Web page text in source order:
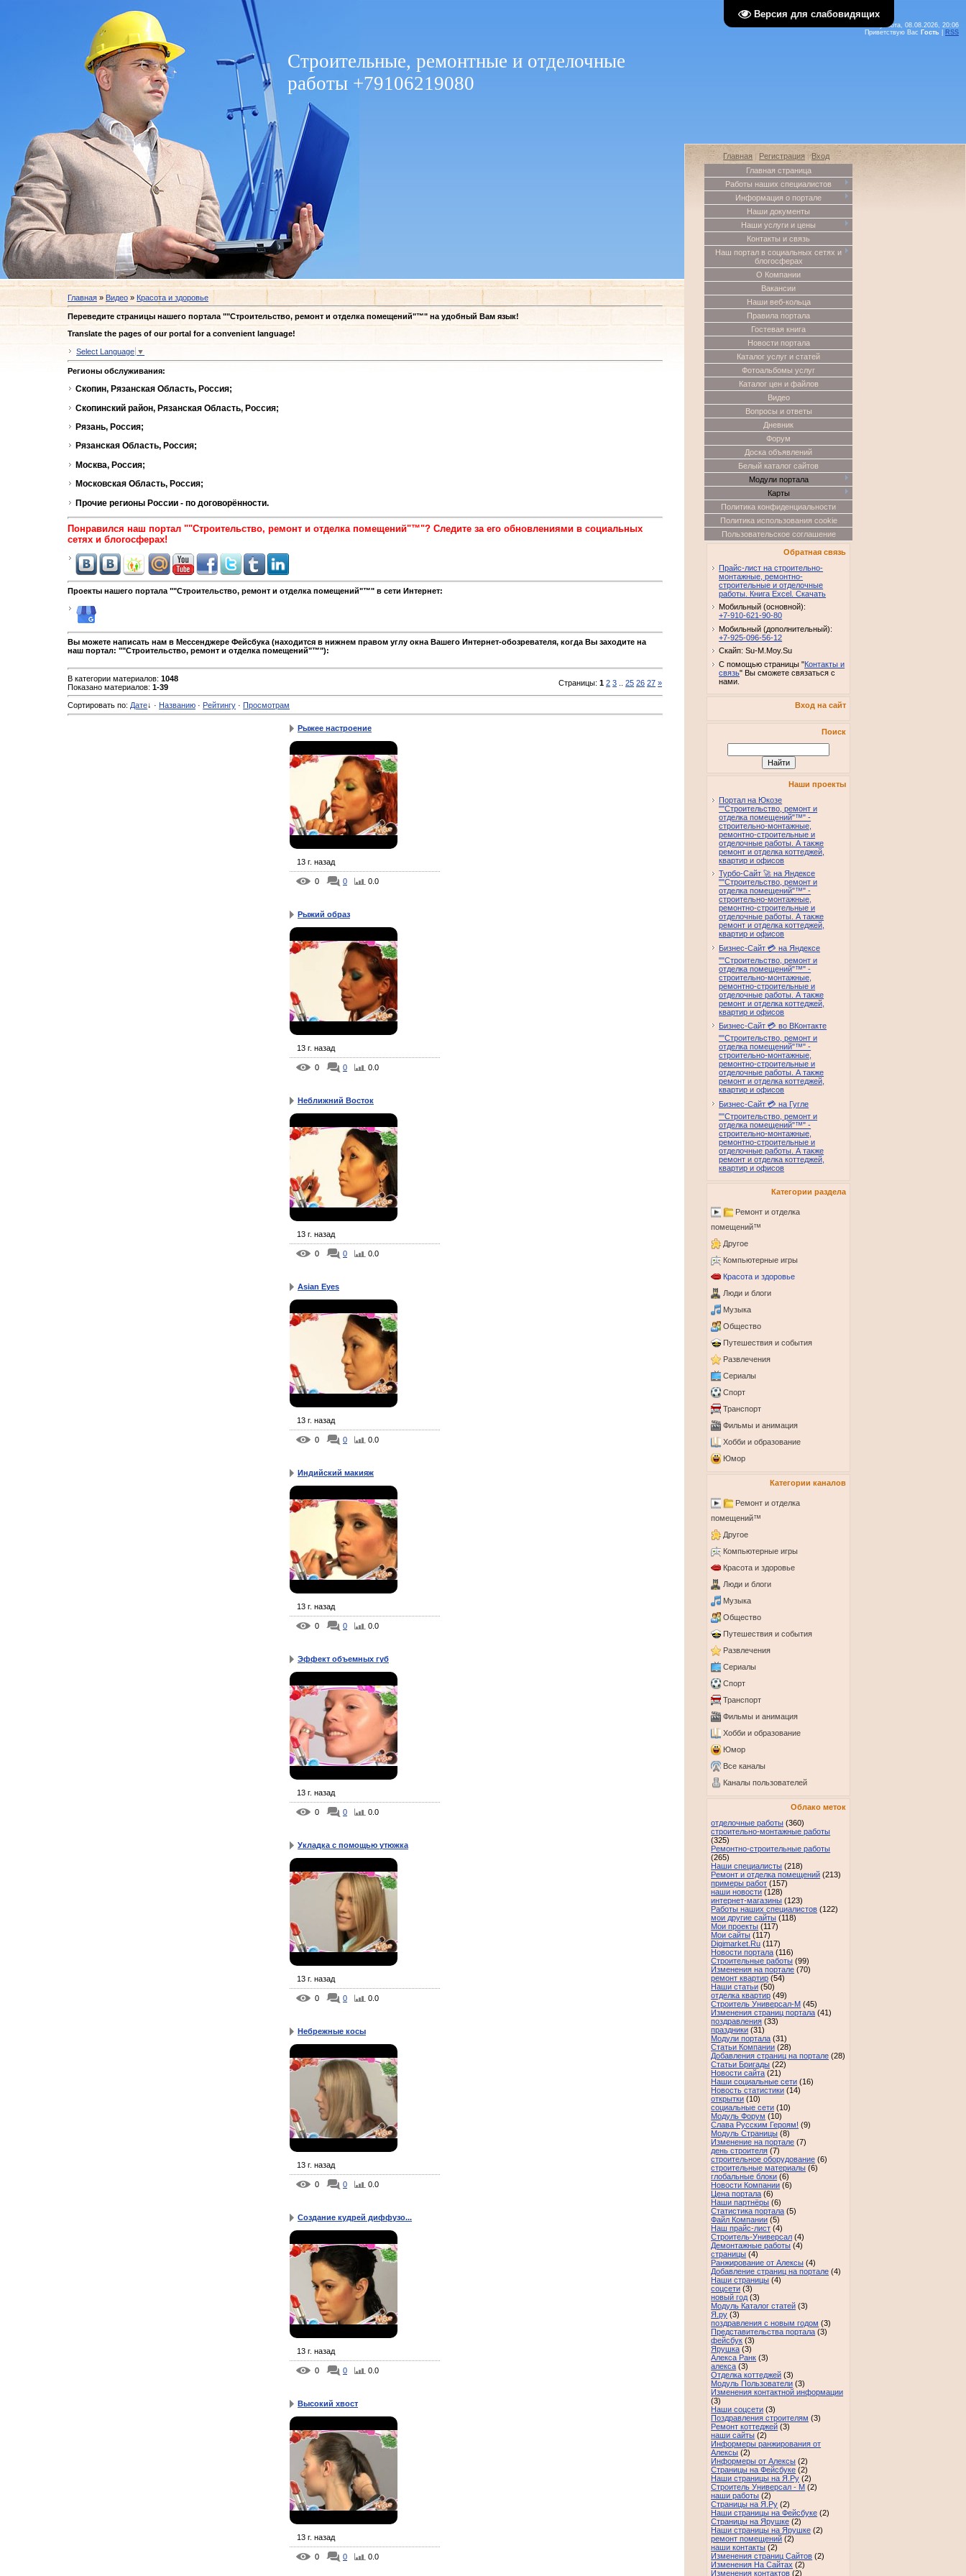
Версия для слабовидящих
Суббота, 08.08.2026, 20:06
Приветствую Вас Гость RSS
Строительные, ремонтные и отделочные
работы +79106219080
Главная »Видео »Красота и здоровье
Переведите страницы нашего портала ""Строительство, ремонт и отделка помещений"™" на удобный Вам язык!
Translate the pages of our portal for a convenient language!
Select Language ▼
Регионы обслуживания:
Скопин, Рязанская Область, Россия;
Скопинский район, Рязанская Область, Россия;
Рязань, Россия;
Рязанская Область, Россия;
Москва, Россия;
Московская Область, Россия;
Прочие регионы России - по договорённости.
Понравился наш портал ""Строительство, ремонт и отделка помещений"™"? Следите за его обновлениями в социальных
сетях и блогосферах!
Проекты нашего портала ""Строительство, ремонт и отделка помещений"™" в сети Интернет:
Вы можете написать нам в Мессенджере Фейсбука (находится в нижнем правом углу окна Вашего Интернет-обозревателя, когда Вы заходите на
наш портал: ""Строительство, ремонт и отделка помещений"™"):
В категории материалов:1048
Показано материалов:1-39 Страницы:1 2 3 25 26 27 »
Сортировать по:Дате↓ · Названию · Рейтингу · Просмотрам
Рыжее настроение
13 г. назад
0 0 0.0
Рыжий образ
13 г. назад
0 0 0.0
Неближний Восток
13 г. назад
0 0 0.0
Asian Eyes
13 г. назад
0 0 0.0
Индийский макияж
13 г. назад
0 0 0.0
Эффект объемных губ
13 г. назад
0 0 0.0
Укладка с помощью утюжка
13 г. назад
0 0 0.0
Небрежные косы
13 г. назад
0 0 0.0
Создание кудрей диффузо...
13 г. назад
0 0 0.0
Высокий хвост
13 г. назад
0 0 0.0
Главная Регистрация |Вход
Главная страница
Работы наших специалистов
Информация о портале
Наши документы
Наши услуги и цены
Контакты и связь
Наш портал в социальных сетях и
блогосферах
О Компании
Вакансии
Наши веб-кольца
Правила портала
Гостевая книга
Новости портала
Каталог услуг и статей
Фотоальбомы услуг
Каталог цен и файлов
Видео
Вопросы и ответы
Дневник
Форум
Доска объявлений
Белый каталог сайтов
Модули портала
Карты
Политика конфиденциальности
Политика использования cookie
Пользовательское соглашение
Обратная связь
Прайс-лист на строительно-
монтажные, ремонтно-
строительные и отделочные
работы. Книга Excel. Скачать
Мобильный (основной):
+7-910-621-90-80
Мобильный (дополнительный):
+7-925-096-56-12
Скайп: Su-M.Moy.Su
С помощью страницы "Контакты и
связь" Вы сможете связаться с
нами.
Вход на сайт
Поиск
Наши проекты
Портал на Юкозе
""Строительство, ремонт и
отделка помещений"™" -
строительно-монтажные,
ремонтно-строительные и
отделочные работы. А также
ремонт и отделка коттеджей,
квартир и офисов
Турбо-Сайт 🚀 на Яндексе
""Строительство, ремонт и
отделка помещений"™" -
строительно-монтажные,
ремонтно-строительные и
отделочные работы. А также
ремонт и отделка коттеджей,
квартир и офисов
Бизнес-Сайт 💳 на Яндексе
""Строительство, ремонт и
отделка помещений"™" -
строительно-монтажные,
ремонтно-строительные и
отделочные работы. А также
ремонт и отделка коттеджей,
квартир и офисов
Бизнес-Сайт 💳 во ВКонтакте
""Строительство, ремонт и
отделка помещений"™" -
строительно-монтажные,
ремонтно-строительные и
отделочные работы. А также
ремонт и отделка коттеджей,
квартир и офисов
Бизнес-Сайт 💳 на Гугле
""Строительство, ремонт и
отделка помещений"™" -
строительно-монтажные,
ремонтно-строительные и
отделочные работы. А также
ремонт и отделка коттеджей,
квартир и офисов
Категории раздела
Ремонт и отделка
помещений™
Другое
Компьютерные игры
Красота и здоровье
Люди и блоги
Музыка
Общество
Путешествия и события
Развлечения
Сериалы
Спорт
Транспорт
Фильмы и анимация
Хобби и образование
Юмор
Категории каналов
Ремонт и отделка
помещений™
Другое
Компьютерные игры
Красота и здоровье
Люди и блоги
Музыка
Общество
Путешествия и события
Развлечения
Сериалы
Спорт
Транспорт
Фильмы и анимация
Хобби и образование
Юмор
Все каналы
Каналы пользователей
Облако меток
отделочные работы (360)
строительно-монтажные работы
(325)
Ремонтно-строительные работы
(265)
Наши специалисты (218)
Ремонт и отделка помещений (213)
примеры работ (157)
наши новости (128)
интернет-магазины (123)
Работы наших специалистов (122)
мои другие сайты (118)
Мои проекты (117)
Мои сайты (117)
Digimarket.Ru (117)
Новости портала (116)
Строительные работы (99)
Изменения на портале (70)
ремонт квартир (54)
Наши статьи (50)
отделка квартир (49)
Строитель Универсал-М (45)
Изменения страниц портала (41)
поздравления (33)
праздники (31)
Модули портала (31)
Статьи Компании (28)
Добавления страниц на портале (28)
Статьи Бригады (22)
Новости сайта (21)
Наши социальные сети (16)
Новость статистики (14)
открытки (10)
социальные сети (10)
Модуль Форум (10)
Слава Русским Героям! (9)
Модуль Страницы (8)
Изменение на портале (7)
день строителя (7)
строительное оборудование (6)
строительные материалы (6)
глобальные блоки (6)
Новости Компании (6)
Цена портала (6)
Наши партнёры (6)
Статистика портала (5)
Файл Компании (5)
Наш прайс-лист (4)
Строитель-Универсал (4)
Демонтажные работы (4)
страницы (4)
Ранжирование от Алексы (4)
Добавление страниц на портале (4)
Наши страницы (4)
соцсети (3)
новый год (3)
Модуль Каталог статей (3)
Я.ру (3)
поздравления с новым годом (3)
Представительства портала (3)
фейсбук (3)
Ярушка (3)
Алекса Ранк (3)
алекса (3)
Отделка коттеджей (3)
Модуль Пользователи (3)
Изменения контактной информации
(3)
Наши соцсети (3)
Поздравления строителям (3)
Ремонт коттеджей (3)
наши сайты (2)
Информеры ранжирования от
Алексы (2)
Информеры от Алексы (2)
Страницы на Фейсбуке (2)
Наши страницы на Я.Ру (2)
Строитель Универсал - М (2)
наши работы (2)
Страницы на Я.Ру (2)
Наши страницы на Фейсбуке (2)
Страницы на Ярушке (2)
Наши страницы на Ярушке (2)
ремонт помещений (2)
наши контакты (2)
Изменения страниц Сайтов (2)
Изменения На Сайтах (2)
Изменения контактов (2)